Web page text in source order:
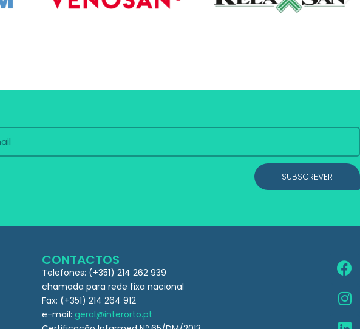
SUBSCREVER
CONTACTOS
Telefones: (+351) 214 262 939
chamada para rede fixa nacional
Fax: (+351) 214 264 912
e-mail: geral@interorto.pt